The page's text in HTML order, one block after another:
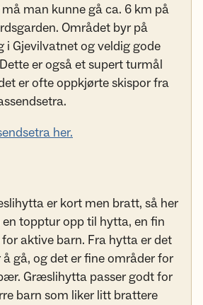
man kunne gå ca. 6 km på
Området byr på
i Gjevilvatnet og veldig gode
er også et supert turmål
er ofte oppkjørte skispor fra
her.
er kort men bratt, så her
topptur opp til hytta, en fin
aktive barn. Fra hytta er det
gå, og det er fine områder for
Græslihytta passer godt for
barn som liker litt brattere